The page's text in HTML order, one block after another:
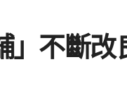
不斷改